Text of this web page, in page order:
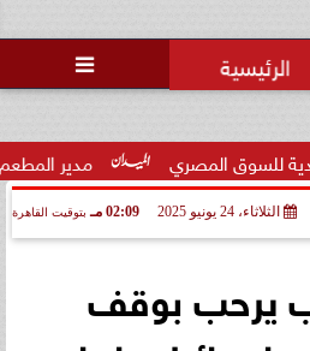

مدير المطعم عن واقعة
الثلاثاء، 24 يونيو 2025 02:09 مـ بتوقيت القاهرة
يرحب بوقف